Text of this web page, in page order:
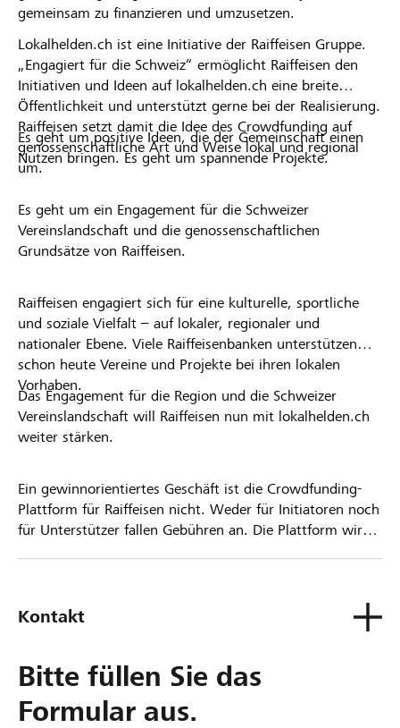
gemeinsam zu finanzieren und umzusetzen.
Lokalhelden.ch ist eine Initiative der Raiffeisen Gruppe.
„Engagiert für die Schweiz“ ermöglicht Raiffeisen den
Initiativen und Ideen auf lokalhelden.ch eine breite
Öffentlichkeit und unterstützt gerne bei der Realisierung.
Raiffeisen setzt damit die Idee des Crowdfunding auf
genossenschaftliche Art und Weise lokal und regional
um.
Es geht um positive Ideen, die der Gemeinschaft einen
Nutzen bringen. Es geht um spannende Projekte.
Es geht um ein Engagement für die Schweizer
Vereinslandschaft und die genossenschaftlichen
Grundsätze von Raiffeisen.
Raiffeisen engagiert sich für eine kulturelle, sportliche
und soziale Vielfalt – auf lokaler, regionaler und
nationaler Ebene. Viele Raiffeisenbanken unterstützen
schon heute Vereine und Projekte bei ihren lokalen
Vorhaben.
Das Engagement für die Region und die Schweizer
Vereinslandschaft will Raiffeisen nun mit lokalhelden.ch
weiter stärken.
Ein gewinnorientiertes Geschäft ist die Crowdfunding-
Plattform für Raiffeisen nicht. Weder für Initiatoren noch
für Unterstützer fallen Gebühren an. Die Plattform wird
Kontakt
Bitte füllen Sie das
Formular aus.